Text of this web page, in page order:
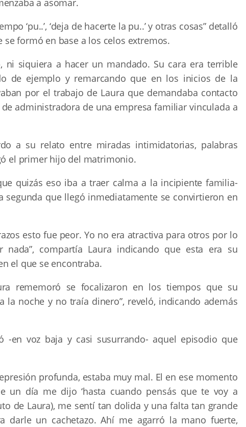
‘pu..’, ‘deja de hacerte la pu..’ y otras cosas” detalló
formó en base a los celos extremos.
ni siquiera a hacer un mandado. Su cara era terrible
de ejemplo y remarcando que en los inicios de la
por el trabajo de Laura que demandaba contacto
administradora de una empresa familiar vinculada a
a su relato entre miradas intimidatorias, palabras
el primer hijo del matrimonio.
quizás eso iba a traer calma a la incipiente familia-
que llegó inmediatamente se convirtieron en
esto fue peor. Yo no era atractiva para otros por lo
compartía Laura indicando que esta era su
el que se encontraba.
rememoró se focalizaron en los tiempos que su
la noche y no traía dinero”, reveló, indicando además
-en voz baja y casi susurrando- aquel episodio que
profunda, estaba muy mal. El en ese momento
un día me dijo ‘hasta cuando pensás que te voy a
de Laura), me sentí tan dolida y una falta tan grande
darle un cachetazo. Ahí me agarró la mano fuerte,